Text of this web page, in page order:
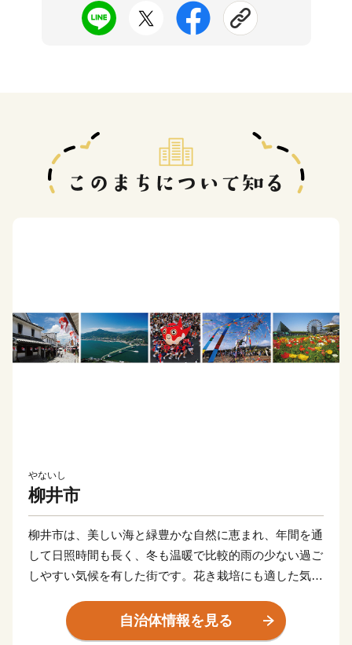
やないし
柳井市
柳井市は、美しい海と緑豊かな自然に恵まれ、年間を通
して日照時間も長く、冬も温暖で比較的雨の少ない過ご
しやすい気候を有した街です。花き栽培にも適した気候
ターも整備され、山口県の花き生産振興を図る拠点とも
なっております。
自治体情報を見る